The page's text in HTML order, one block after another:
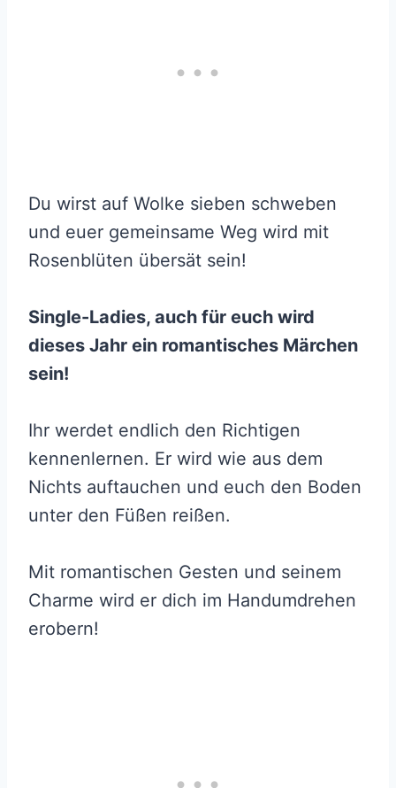
Du wirst auf Wolke sieben schweben
und euer gemeinsame Weg wird mit
Rosenblüten übersät sein!
Single-Ladies, auch für euch wird
dieses Jahr ein romantisches Märchen
sein!
Ihr werdet endlich den Richtigen
kennenlernen. Er wird wie aus dem
Nichts auftauchen und euch den Boden
unter den Füßen reißen.
Mit romantischen Gesten und seinem
Charme wird er dich im Handumdrehen
erobern!